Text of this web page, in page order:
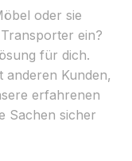
oder sie
ein?
für dich.
anderen Kunden,
erfahrenen
Sachen sicher